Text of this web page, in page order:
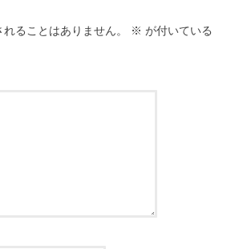
ることはありません。 ※ が付いている